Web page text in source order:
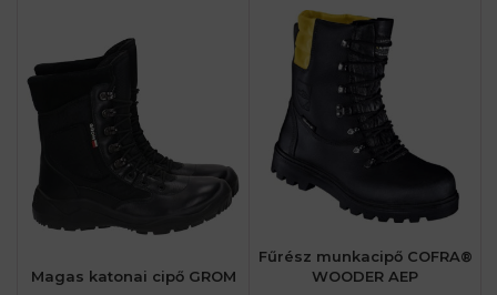
Magas katonai cipő GROM
Fűrész munkacipő COFRA®
WOODER AEP